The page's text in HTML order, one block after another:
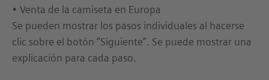
• Venta de la camiseta en Europa
Se pueden mostrar los pasos individuales al hacerse
clic sobre el botón “Siguiente”. Se puede mostrar una
explicación para cada paso.